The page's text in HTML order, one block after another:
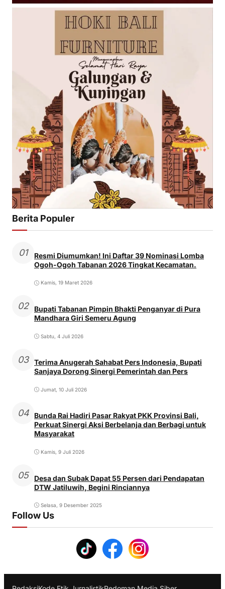
Berita Populer
01
Resmi Diumumkan! Ini Daftar 39 Nominasi Lomba
Ogoh-Ogoh Tabanan 2026 Tingkat Kecamatan.
Kamis, 19 Maret 2026
02
Bupati Tabanan Pimpin Bhakti Penganyar di Pura
Mandhara Giri Semeru Agung
Sabtu, 4 Juli 2026
03
Terima Anugerah Sahabat Pers Indonesia, Bupati
Sanjaya Dorong Sinergi Pemerintah dan Pers
Jumat, 10 Juli 2026
04
Bunda Rai Hadiri Pasar Rakyat PKK Provinsi Bali,
Perkuat Sinergi Aksi Berbelanja dan Berbagi untuk
Masyarakat
Kamis, 9 Juli 2026
05
Desa dan Subak Dapat 55 Persen dari Pendapatan
DTW Jatiluwih, Begini Rinciannya
Selasa, 9 Desember 2025
Follow Us